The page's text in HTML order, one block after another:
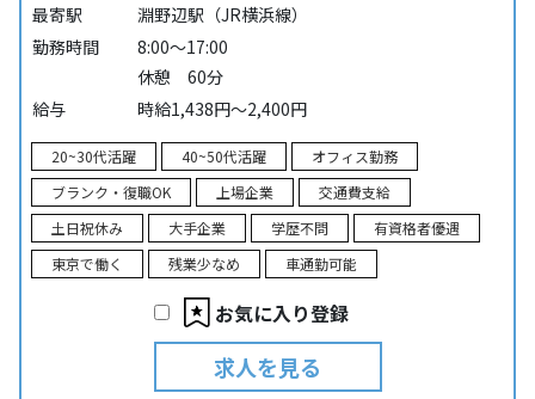
最寄駅
淵野辺駅（JR横浜線）
勤務時間
8:00～17:00
休憩 60分
給与
時給1,438円～2,400円
20~30代活躍 40~50代活躍
オフィス勤務
ブランク・復職OK
上場企業
交通費支給
土日祝休み
大手企業 学歴不問
有資格者優遇
東京で働く
残業少なめ 車通勤可能
お気に入り登録
求人を見る